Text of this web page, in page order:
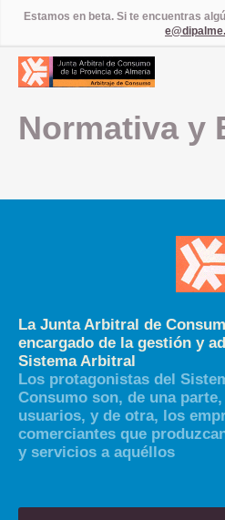
Estamos en beta. Si te encuentras
Normativa y
La Junta Arbitral de
encargado de la gestión y
Sistema Arbitral
Los protagonistas del
Consumo son, de una
usuarios, y de otra, los
comerciantes que
y servicios a aquéllos